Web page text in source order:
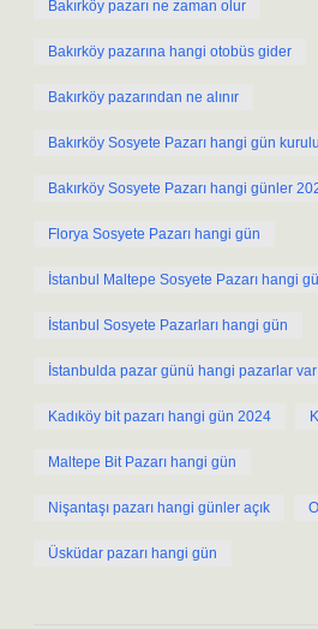
Bakırköy pazarı ne zaman olur
Bakırköy pazarına hangi otobüs gider
Bakırköy pazarından ne alınır
Bakırköy Sosyete Pazarı hangi gün
Bakırköy Sosyete Pazarı hangi günler
Florya Sosyete Pazarı hangi gün
İstanbul Maltepe Sosyete Pazarı hangi
İstanbul Sosyete Pazarları hangi gün
İstanbulda pazar günü hangi pazarlar var
Kadıköy bit pazarı hangi gün 2024
Maltepe Bit Pazarı hangi gün
Nişantaşı pazarı hangi günler açık
Üsküdar pazarı hangi gün